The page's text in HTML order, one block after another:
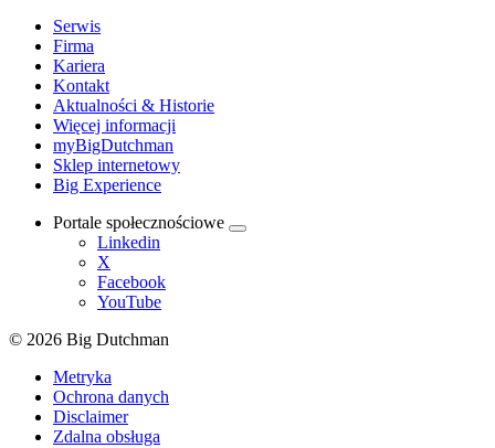
Serwis
Firma
Kariera
Kontakt
Aktualności & Historie
Więcej informacji
myBigDutchman
Sklep internetowy
Big Experience
Portale społecznościowe
Linkedin
X
Facebook
YouTube
© 2026 Big Dutchman
Metryka
Ochrona danych
Disclaimer
Zdalna obsługa